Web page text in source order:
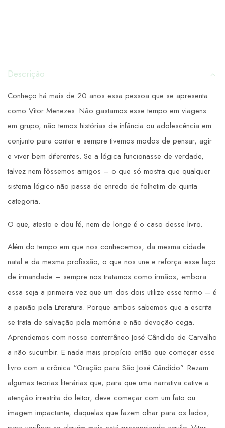
Descrição
Conheço há mais de 20 anos essa pessoa que se apresenta
como Vitor Menezes. Não gastamos esse tempo em viagens
em grupo, não temos histórias de infância ou adolescência em
conjunto para contar e sempre tivemos modos de pensar, agir
e viver bem diferentes. Se a lógica funcionasse de verdade,
talvez nem fôssemos amigos – o que só mostra que qualquer
sistema lógico não passa de enredo de folhetim de quinta
categoria.
O que, atesto e dou fé, nem de longe é o caso desse livro.
Além do tempo em que nos conhecemos, da mesma cidade
natal e da mesma profissão, o que nos une e reforça esse laço
de irmandade – sempre nos tratamos como irmãos, embora
essa seja a primeira vez que um dos dois utilize esse termo – é
a paixão pela Literatura. Porque ambos sabemos que a escrita
se trata de salvação pela memória e não devoção cega.
Aprendemos com nosso conterrâneo José Cândido de Carvalho
a não sucumbir. E nada mais propício então que começar esse
livro com a crônica “Oração para São José Cândido”. Rezam
algumas teorias literárias que, para que uma narrativa cative a
atenção irrestrita do leitor, deve começar com um fato ou
imagem impactante, daquelas que fazem olhar para os lados,